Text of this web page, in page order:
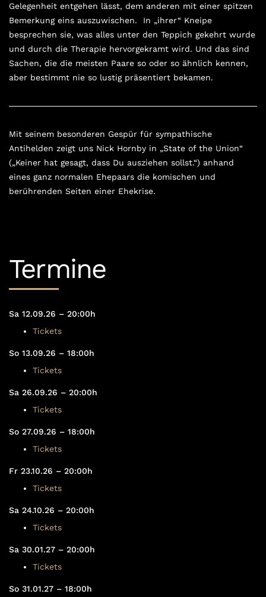
Gelegenheit entgehen lässt, dem anderen mit einer spitzen
Bemerkung eins auszuwischen. In „ihrer“ Kneipe
besprechen sie, was alles unter den Teppich gekehrt wurde
und durch die Therapie hervorgekramt wird. Und das sind
Sachen, die die meisten Paare so oder so ähnlich kennen,
aber bestimmt nie so lustig präsentiert bekamen.
Mit seinem besonderen Gespür für sympathische
Antihelden zeigt uns Nick Hornby in „State of the Union“
(„Keiner hat gesagt, dass Du ausziehen sollst.“) anhand
eines ganz normalen Ehepaars die komischen und
berührenden Seiten einer Ehekrise.
Termine
Sa 12.09.26 – 20:00h
Tickets
So 13.09.26 – 18:00h
Tickets
Sa 26.09.26 – 20:00h
Tickets
So 27.09.26 – 18:00h
Tickets
Fr 23.10.26 – 20:00h
Tickets
Sa 24.10.26 – 20:00h
Tickets
Sa 30.01.27 – 20:00h
Tickets
So 31.01.27 – 18:00h